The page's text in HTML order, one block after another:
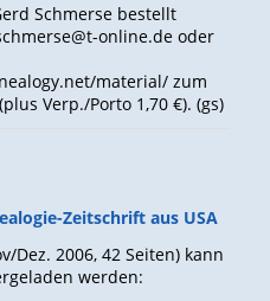
Schmerse bestellt
online.de oder
material/ zum
Verp./Porto 1,70 €). (gs)
Zeitschrift aus USA
Dez. 2006, 42 Seiten) kann
werden: